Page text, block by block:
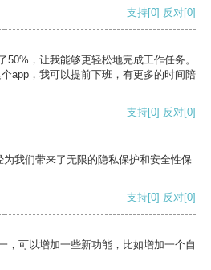
支持[0] 反对[0]
50%，让我能够更轻松地完成工作任务。
app，我可以提前下班，有更多的时间陪
支持[0] 反对[0]
我们带来了无限的隐私保护和安全性保
支持[0] 反对[0]
，可以增加一些新功能，比如增加一个自